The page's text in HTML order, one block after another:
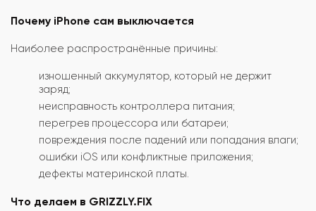
Почему iPhone сам выключается
Наиболее распространённые причины:
изношенный аккумулятор, который не держит
заряд;
неисправность контроллера питания;
перегрев процессора или батареи;
повреждения после падений или попадания влаги;
ошибки iOS или конфликтные приложения;
дефекты материнской платы.
Что делаем в GRIZZLY.FIX